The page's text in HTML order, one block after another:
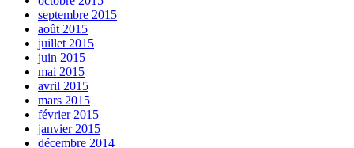
septembre 2015
août 2015
juillet 2015
juin 2015
mai 2015
avril 2015
mars 2015
février 2015
janvier 2015
décembre 2014